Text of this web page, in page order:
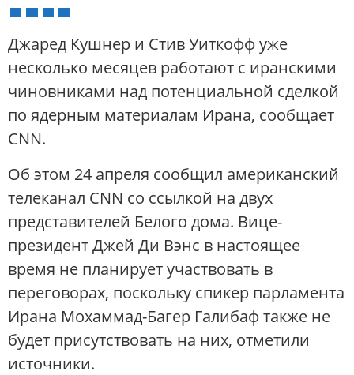
Джаред Кушнер и Стив Уиткофф уже
несколько месяцев работают с иранскими
чиновниками над потенциальной сделкой
по ядерным материалам Ирана, сообщает
CNN.
Об этом 24 апреля сообщил американский
телеканал CNN со ссылкой на двух
представителей Белого дома. Вице-
президент Джей Ди Вэнс в настоящее
время не планирует участвовать в
переговорах, поскольку спикер парламента
Ирана Мохаммад-Багер Галибаф также не
будет присутствовать на них, отметили
источники.